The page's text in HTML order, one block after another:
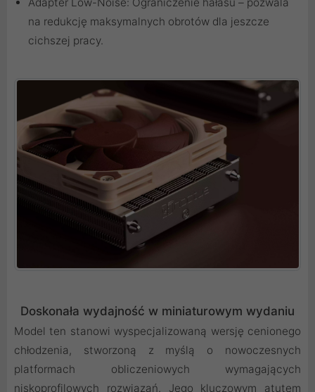
na redukcję maksymalnych obrotów dla jeszcze
cichszej pracy.
Doskonała wydajność w miniaturowym wydaniu
Model ten stanowi wyspecjalizowaną wersję cenionego
chłodzenia, stworzoną z myślą o nowoczesnych
platformach obliczeniowych wymagających
niskoprofilowych rozwiązań. Jego kluczowym atutem